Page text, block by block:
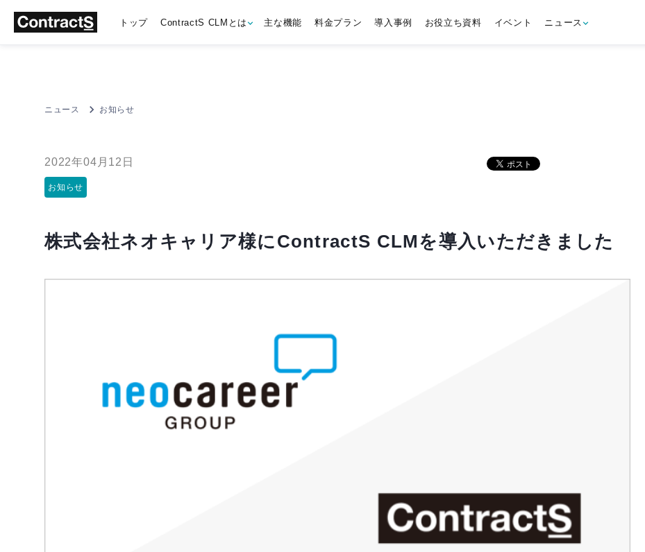
トップ ContractS CLMとは 主な機能 料金プラン 導入事例 お役立ち資料 イベント ニュース
ニュース お知らせ
2022年04月12日
お知らせ
株式会社ネオキャリア様にContractS CLMを導入いただきました